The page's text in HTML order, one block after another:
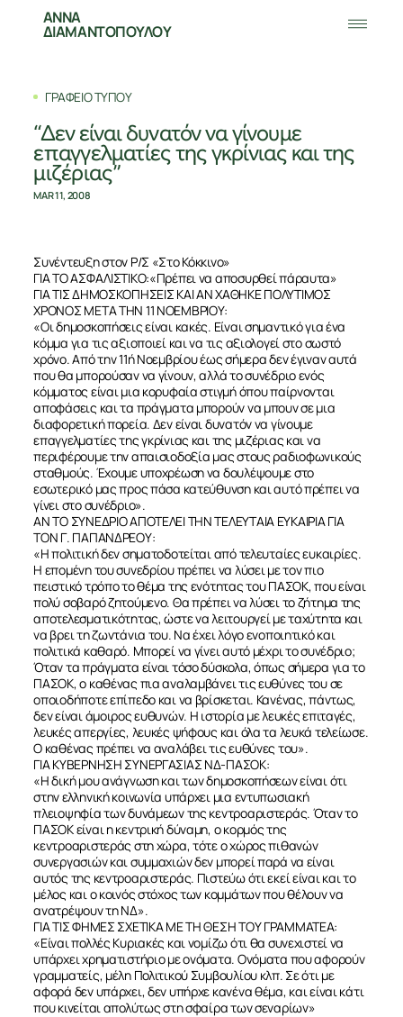
ΣΧΕΤΙΚΑ
ΑΝΝΑ
ΔΙΑΜΑΝΤΟΠΟΥΛΟΥ
ΓΡΑΦΕΙΟ ΤΥΠΟΥ
“Δεν είναι δυνατόν να γίνουμε
επαγγελματίες της γκρίνιας και της
μιζέριας”
MAR 11, 2008
Συνέντευξη στον Ρ/Σ «Στο Κόκκινο»
ΓΙΑ ΤΟ ΑΣΦΑΛΙΣΤΙΚΟ:«Πρέπει να αποσυρθεί πάραυτα»
ΓΙΑ ΤΙΣ ΔΗΜΟΣΚΟΠΗΣΕΙΣ ΚΑΙ ΑΝ ΧΑΘΗΚΕ ΠΟΛΥΤΙΜΟΣ
ΧΡΟΝΟΣ ΜΕΤΑ ΤΗΝ 11 ΝΟΕΜΒΡΙΟΥ:
«Οι δημοσκοπήσεις είναι κακές. Είναι σημαντικό για ένα
κόμμα για τις αξιοποιεί και να τις αξιολογεί στο σωστό
χρόνο. Από την 11ή Νοεμβρίου έως σήμερα δεν έγιναν αυτά
που θα μπορούσαν να γίνουν, αλλά το συνέδριο ενός
κόμματος είναι μια κορυφαία στιγμή όπου παίρνονται
αποφάσεις και τα πράγματα μπορούν να μπουν σε μια
διαφορετική πορεία. Δεν είναι δυνατόν να γίνουμε
επαγγελματίες της γκρίνιας και της μιζέριας και να
περιφέρουμε την απαισιοδοξία μας στους ραδιοφωνικούς
σταθμούς. Έχουμε υποχρέωση να δουλέψουμε στο
εσωτερικό μας προς πάσα κατεύθυνση και αυτό πρέπει να
γίνει στο συνέδριο».
ΑΝ ΤΟ ΣΥΝΕΔΡΙΟ ΑΠΟΤΕΛΕΙ ΤΗΝ ΤΕΛΕΥΤΑΙΑ ΕΥΚΑΙΡΙΑ ΓΙΑ
ΤΟΝ Γ. ΠΑΠΑΝΔΡΕΟΥ:
«Η πολιτική δεν σηματοδοτείται από τελευταίες ευκαιρίες.
Η επομένη του συνεδρίου πρέπει να λύσει με τον πιο
πειστικό τρόπο το θέμα της ενότητας του ΠΑΣΟΚ, που είναι
πολύ σοβαρό ζητούμενο. Θα πρέπει να λύσει το ζήτημα της
αποτελεσματικότητας, ώστε να λειτουργεί με ταχύτητα και
να βρει τη ζωντάνια του. Να έχει λόγο ενοποιητικό και
πολιτικά καθαρό. Μπορεί να γίνει αυτό μέχρι το συνέδριο;
Όταν τα πράγματα είναι τόσο δύσκολα, όπως σήμερα για το
ΠΑΣΟΚ, ο καθένας πια αναλαμβάνει τις ευθύνες του σε
οποιοδήποτε επίπεδο και να βρίσκεται. Κανένας, πάντως,
δεν είναι άμοιρος ευθυνών. Η ιστορία με λευκές επιταγές,
λευκές απεργίες, λευκές ψήφους και όλα τα λευκά τελείωσε.
Ο καθένας πρέπει να αναλάβει τις ευθύνες του».
ΓΙΑ ΚΥΒΕΡΝΗΣΗ ΣΥΝΕΡΓΑΣΙΑΣ ΝΔ-ΠΑΣΟΚ:
«Η δική μου ανάγνωση και των δημοσκοπήσεων είναι ότι
στην ελληνική κοινωνία υπάρχει μια εντυπωσιακή
πλειοψηφία των δυνάμεων της κεντροαριστεράς. Όταν το
ΠΑΣΟΚ είναι η κεντρική δύναμη, ο κορμός της
κεντροαριστεράς στη χώρα, τότε ο χώρος πιθανών
συνεργασιών και συμμαχιών δεν μπορεί παρά να είναι
αυτός της κεντροαριστεράς. Πιστεύω ότι εκεί είναι και το
μέλος και ο κοινός στόχος των κομμάτων που θέλουν να
ανατρέψουν τη ΝΔ».
ΓΙΑ ΤΙΣ ΦΗΜΕΣ ΣΧΕΤΙΚΑ ΜΕ ΤΗ ΘΕΣΗ ΤΟΥ ΓΡΑΜΜΑΤΕΑ:
«Είναι πολλές Κυριακές και νομίζω ότι θα συνεχιστεί να
υπάρχει χρηματιστήριο με ονόματα. Ονόματα που αφορούν
γραμματείς, μέλη Πολιτικού Συμβουλίου κλπ. Σε ότι με
αφορά δεν υπάρχει, δεν υπήρχε κανένα θέμα, και είναι κάτι
που κινείται απολύτως στη σφαίρα των σεναρίων»